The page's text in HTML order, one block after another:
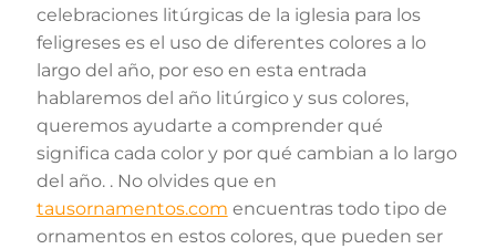
celebraciones litúrgicas de la iglesia para los
feligreses es el uso de diferentes colores a lo
largo del año, por eso en esta entrada
hablaremos del año litúrgico y sus colores,
queremos ayudarte a comprender qué
significa cada color y por qué cambian a lo largo
del año. . No olvides que en
tausornamentos.com encuentras todo tipo de
ornamentos en estos colores, que pueden ser